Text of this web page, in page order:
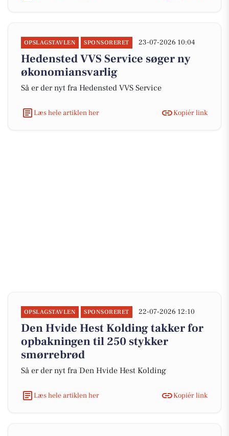
OPSLAGSTAVLEN SPONSORERET 23-07-2026 10:04
Hedensted VVS Service søger ny
økonomiansvarlig
Så er der nyt fra Hedensted VVS Service
Læs hele artiklen her Kopiér link
OPSLAGSTAVLEN SPONSORERET 22-07-2026 12:10
Den Hvide Hest Kolding takker for
opbakningen til 250 stykker
smørrebrød
Så er der nyt fra Den Hvide Hest Kolding
Læs hele artiklen her Kopiér link